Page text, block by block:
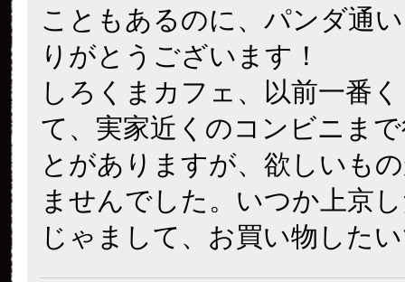
こともあるのに、パンダ通
りがとうございます！
しろくまカフェ、以前一番
て、実家近くのコンビニま
とがありますが、欲しいも
ませんでした。いつか上京
じゃまして、お買い物した